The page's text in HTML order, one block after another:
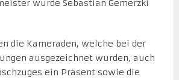
wurde Sebastian Gemerzki
die Kameraden, welche bei der
ausgezeichnet wurden, auch
ein Präsent sowie die